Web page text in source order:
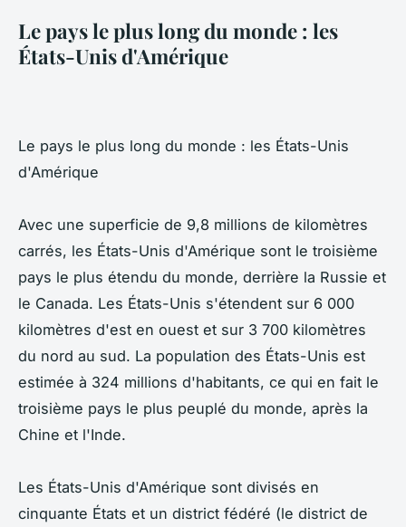
Le pays le plus long du monde : les
États-Unis d'Amérique
Le pays le plus long du monde : les États-Unis
d'Amérique
Avec une superficie de 9,8 millions de kilomètres
carrés, les États-Unis d'Amérique sont le troisième
pays le plus étendu du monde, derrière la Russie et
le Canada. Les États-Unis s'étendent sur 6 000
kilomètres d'est en ouest et sur 3 700 kilomètres
du nord au sud. La population des États-Unis est
estimée à 324 millions d'habitants, ce qui en fait le
troisième pays le plus peuplé du monde, après la
Chine et l'Inde.
Les États-Unis d'Amérique sont divisés en
cinquante États et un district fédéré (le district de